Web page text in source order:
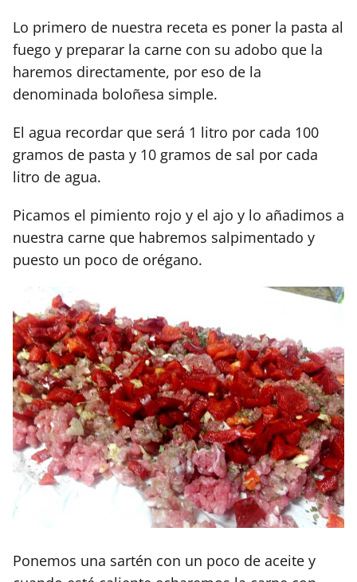
Lo primero de nuestra receta es poner la pasta al
fuego y preparar la carne con su adobo que la
haremos directamente, por eso de la
denominada boloñesa simple.
El agua recordar que será 1 litro por cada 100
gramos de pasta y 10 gramos de sal por cada
litro de agua.
Picamos el pimiento rojo y el ajo y lo añadimos a
nuestra carne que habremos salpimentado y
puesto un poco de orégano.
Ponemos una sartén con un poco de aceite y